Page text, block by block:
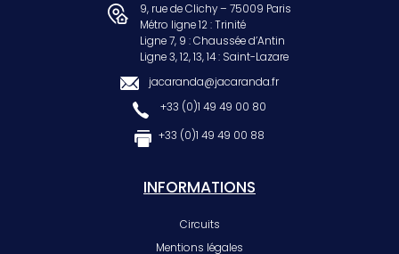
9, rue de Clichy – 75009 Paris
Métro ligne 12 : Trinité
Ligne 7, 9 : Chaussée d’Antin
Ligne 3, 12, 13, 14 : Saint-Lazare
jacaranda@jacaranda.fr
+33 (0)1 49 49 00 80
+33 (0)1 49 49 00 88
INFORMATIONS
Circuits
Mentions légales